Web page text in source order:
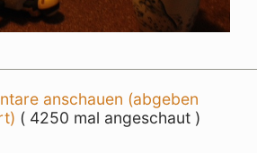
anschauen (abgeben
( 4250 mal angeschaut )